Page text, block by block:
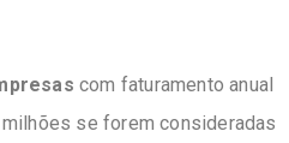
com faturamento anual
se forem consideradas